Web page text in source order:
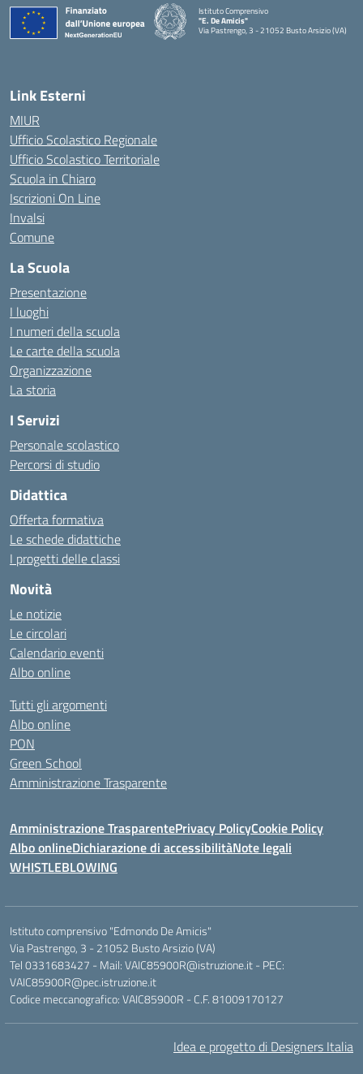
Istituto Comprensivo
"E. De Amicis"
Via Pastrengo, 3 - 21052 Busto Arsizio (VA)
Link Esterni
MIUR
Ufficio Scolastico Regionale
Ufficio Scolastico Territoriale
Scuola in Chiaro
Iscrizioni On Line
Invalsi
Comune
La Scuola
Presentazione
I luoghi
I numeri della scuola
Le carte della scuola
Organizzazione
La storia
I Servizi
Personale scolastico
Percorsi di studio
Didattica
Offerta formativa
Le schede didattiche
I progetti delle classi
Novità
Le notizie
Le circolari
Calendario eventi
Albo online
Tutti gli argomenti
Albo online
PON
Green School
Amministrazione Trasparente
Amministrazione TrasparentePrivacy PolicyCookie Policy
Albo onlineDichiarazione di accessibilitàNote legali
WHISTLEBLOWING
Istituto comprensivo "Edmondo De Amicis"
Via Pastrengo, 3 - 21052 Busto Arsizio (VA)
Tel 0331683427 - Mail: VAIC85900R@istruzione.it - PEC:
VAIC85900R@pec.istruzione.it
Codice meccanografico: VAIC85900R - C.F. 81009170127
Idea e progetto di Designers Italia